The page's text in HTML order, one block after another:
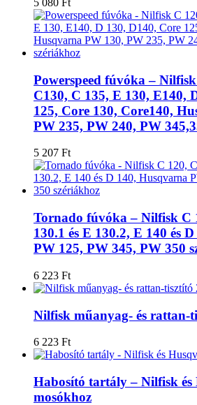
5 080 Ft
Powerspeed fúvóka –
C130, C 135, E 130, E140,
125, Core 130, Core140,
PW 235, PW 240, PW
5 207 Ft
Tornado fúvóka – Nilfisk C
130.1 és E 130.2, E 140 és
PW 125, PW 345, PW 350
6 223 Ft
Nilfisk műanyag- és rattan-
6 223 Ft
Habosító tartály – Nilfisk
mosókhoz